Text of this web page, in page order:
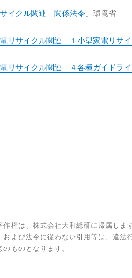
サイクル関連 関係法令」 環境省
電リサイクル関連 １小型家電リサ
電リサイクル関連 ４各種ガイドラ
作権は、株式会社大和総研に帰属し
および法令に従わない引用等は、違
ものとなります。